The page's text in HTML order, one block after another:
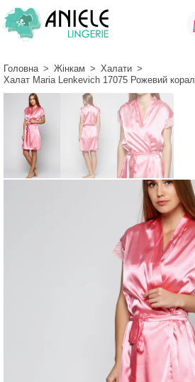
Головна > Жінкам > Халати >
Халат Maria Lenkevich 17075 Рожевий корал